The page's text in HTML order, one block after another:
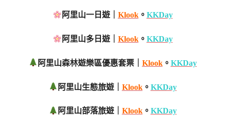
阿里山一日遊｜ Klook。 KKDay
阿里山多日遊｜ Klook。 KKDay
阿里山森林遊樂區優惠套票｜ Klook。 KKDay
阿里山生態旅遊｜ Klook。 KKDay
阿里山部落旅遊｜ Klook。 KKDay